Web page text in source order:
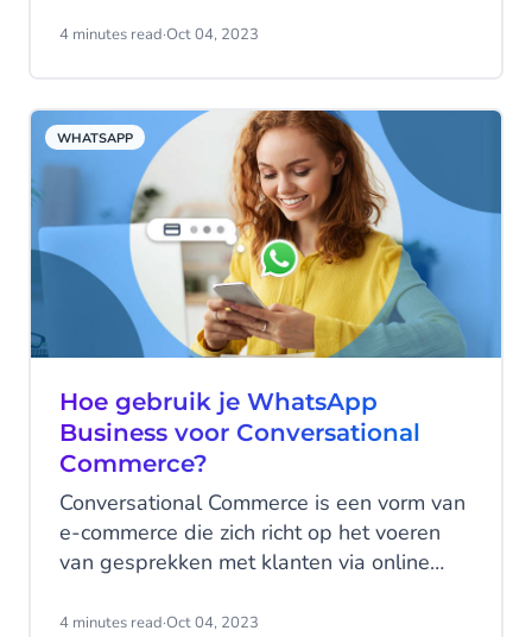
winkelen heeft iedereen wel eens boven
zegt dat je een fout gaat maken. Soms
gooien we het zekere voor het onzekere
en kopen we het product toch; in veel
gevallen laten we ons winkelwagentje
staan en gaan we elders op zoek naar wat
we zoeken.
4 minutes read·Oct 04, 2023
WHATSAPP
Hoe gebruik je WhatsApp
Business voor Conversational
Commerce?
Conversational Commerce is een vorm van
e-commerce die zich richt op het voeren
van gesprekken met klanten via online
geruime tijd bestaat. Chris Messina,
4 minutes read·Oct 04, 2023